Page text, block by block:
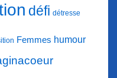
défi détresse
Femmes humour